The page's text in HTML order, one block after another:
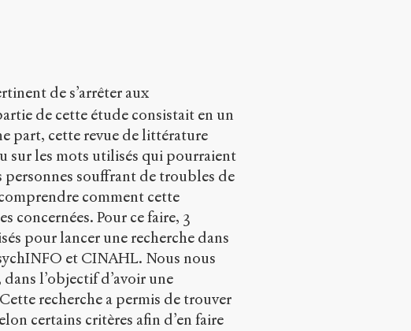
de s’arrêter aux
de cette étude consistait en un
part, cette revue de littérature
sur les mots utilisés qui pourraient
souffrant de troubles de
comment cette
concernées. Pour ce faire, 3
pour lancer une recherche dans
et CINAHL. Nous nous
l’objectif d’avoir une
recherche a permis de trouver
certains critères afin d’en faire